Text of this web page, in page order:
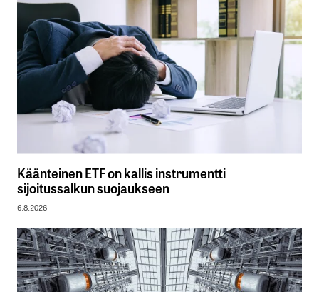
Käänteinen ETF on kallis instrumentti
sijoitussalkun suojaukseen
6.8.2026